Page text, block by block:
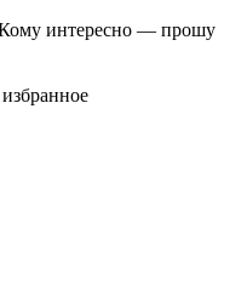
интересно — прошу